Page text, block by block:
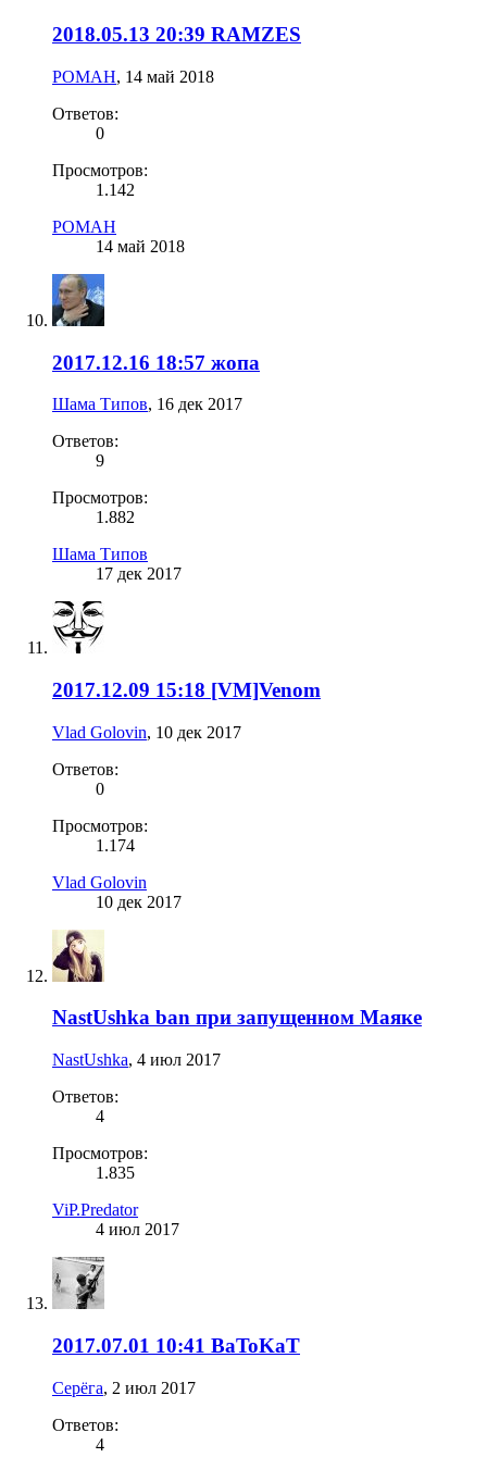
2018.05.13 20:39 RAMZES
РОMАН, 14 май 2018
Ответов:
0
Просмотров:
1.142
РОMАН
14 май 2018
2017.12.16 18:57 жопа
Шама Типов, 16 дек 2017
Ответов:
9
Просмотров:
1.882
Шама Типов
17 дек 2017
2017.12.09 15:18 [VM]Venom
Vlad Golovin, 10 дек 2017
Ответов:
0
Просмотров:
1.174
Vlad Golovin
10 дек 2017
NastUshka ban при запущенном Маяке
NastUshka, 4 июл 2017
Ответов:
4
Просмотров:
1.835
ViP.Predator
4 июл 2017
2017.07.01 10:41 BaToKaT
Серёга, 2 июл 2017
Ответов:
4